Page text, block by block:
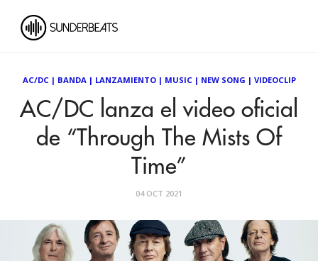
AC/DC| BANDA| LANZAMIENTO| MUSIC| NEW SONG | VIDEOCLIP
AC/DC lanza el video oficial
de “Through The Mists Of
Time”
04 OCT 2021